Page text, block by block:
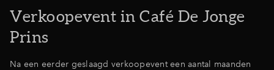
Verkoopevent in Café De Jonge
Prins
Na een eerder geslaagd verkoopevent een aantal maanden